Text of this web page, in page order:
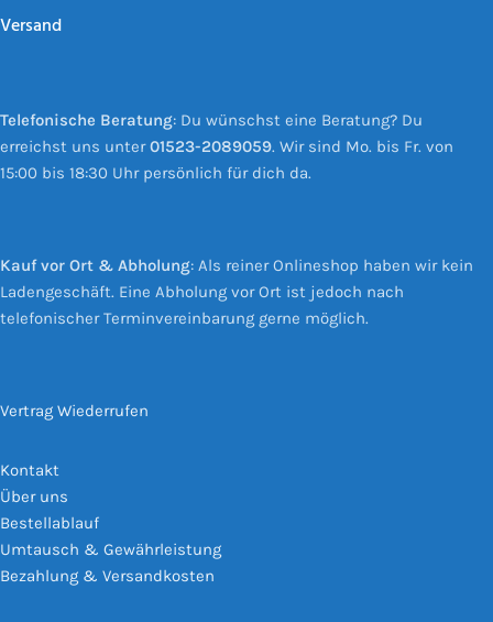
Versand
Telefonische Beratung: Du wünschst eine Beratung? Du
erreichst uns unter01523-2089059. Wir sind Mo. bis Fr. von
15:00 bis 18:30 Uhr persönlich für dich da.
Kauf vor Ort & Abholung: Als reiner Onlineshop haben wir kein
Ladengeschäft. Eine Abholung vor Ort ist jedoch nach
telefonischer Terminvereinbarung gerne möglich.
Vertrag Wiederrufen
Kontakt
Über uns
Bestellablauf
Umtausch & Gewährleistung
Bezahlung & Versandkosten